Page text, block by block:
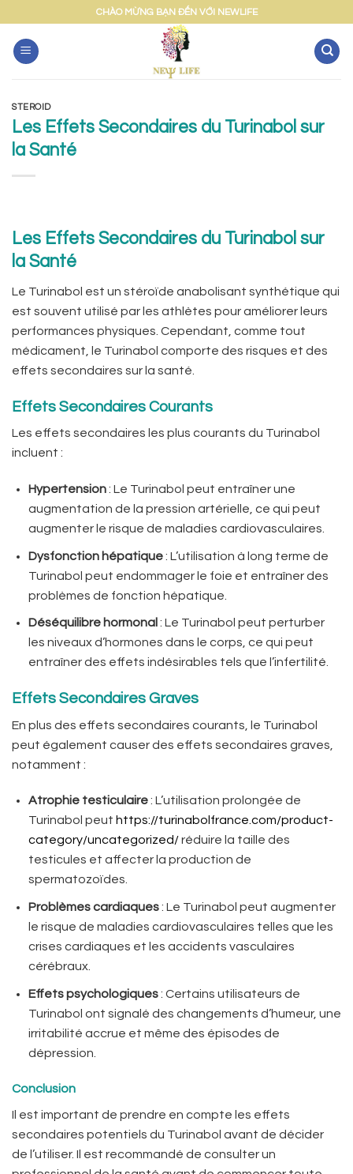
content
CHÀO MỪNG BẠN ĐẾN VỚI NEWLIFE
STEROID
Les Effets Secondaires du Turinabol sur
la Santé
Les Effets Secondaires du Turinabol sur
la Santé
Le Turinabol est un stéroïde anabolisant synthétique qui
est souvent utilisé par les athlètes pour améliorer leurs
performances physiques. Cependant, comme tout
médicament, le Turinabol comporte des risques et des
effets secondaires sur la santé.
Effets Secondaires Courants
Les effets secondaires les plus courants du Turinabol
incluent :
Hypertension: Le Turinabol peut entraîner une
augmentation de la pression artérielle, ce qui peut
augmenter le risque de maladies cardiovasculaires.
Dysfonction hépatique: L’utilisation à long terme de
Turinabol peut endommager le foie et entraîner des
problèmes de fonction hépatique.
Déséquilibre hormonal : Le Turinabol peut perturber
les niveaux d’hormones dans le corps, ce qui peut
entraîner des effets indésirables tels que l’infertilité.
Effets Secondaires Graves
En plus des effets secondaires courants, le Turinabol
peut également causer des effets secondaires graves,
notamment :
Atrophie testiculaire: L’utilisation prolongée de
Turinabol peut https://turinabolfrance.com/product-
category/uncategorized/réduire la taille des
testicules et affecter la production de
spermatozoïdes.
Problèmes cardiaques: Le Turinabol peut augmenter
le risque de maladies cardiovasculaires telles que les
crises cardiaques et les accidents vasculaires
cérébraux.
Effets psychologiques: Certains utilisateurs de
Turinabol ont signalé des changements d’humeur, une
irritabilité accrue et même des épisodes de
dépression.
Conclusion
Il est important de prendre en compte les effets
secondaires potentiels du Turinabol avant de décider
de l’utiliser. Il est recommandé de consulter un